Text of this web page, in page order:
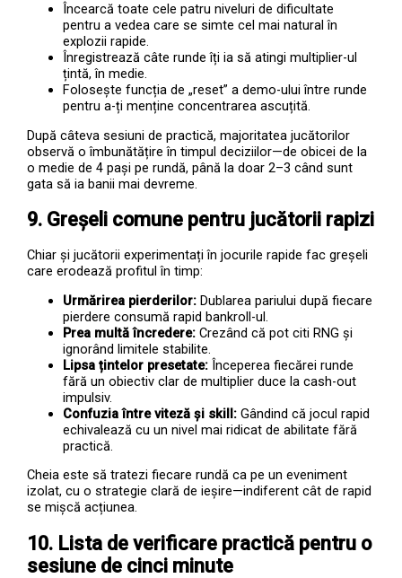
Încearcă toate cele patru niveluri de dificultate
pentru a vedea care se simte cel mai natural în
explozii rapide.
Înregistrează câte runde îți ia să atingi multiplier-ul
țintă, în medie.
Folosește funcția de „reset” a demo-ului între runde
pentru a-ți menține concentrarea ascuțită.
După câteva sesiuni de practică, majoritatea jucătorilor
observă o îmbunătățire în timpul deciziilor—de obicei de la
o medie de 4 pași pe rundă, până la doar 2–3 când sunt
gata să ia banii mai devreme.
9. Greșeli comune pentru jucătorii rapizi
Chiar și jucătorii experimentați în jocurile rapide fac greșeli
care erodează profitul în timp:
Urmărirea pierderilor: Dublarea pariului după fiecare
pierdere consumă rapid bankroll-ul.
Prea multă încredere: Crezând că pot citi RNG și
ignorând limitele stabilite.
Lipsa țintelor presetate: Începerea fiecărei runde
fără un obiectiv clar de multiplier duce la cash-out
impulsiv.
Confuzia între viteză și skill: Gândind că jocul rapid
echivalează cu un nivel mai ridicat de abilitate fără
practică.
Cheia este să tratezi fiecare rundă ca pe un eveniment
izolat, cu o strategie clară de ieșire—indiferent cât de rapid
se mișcă acțiunea.
10. Lista de verificare practică pentru o
sesiune de cinci minute